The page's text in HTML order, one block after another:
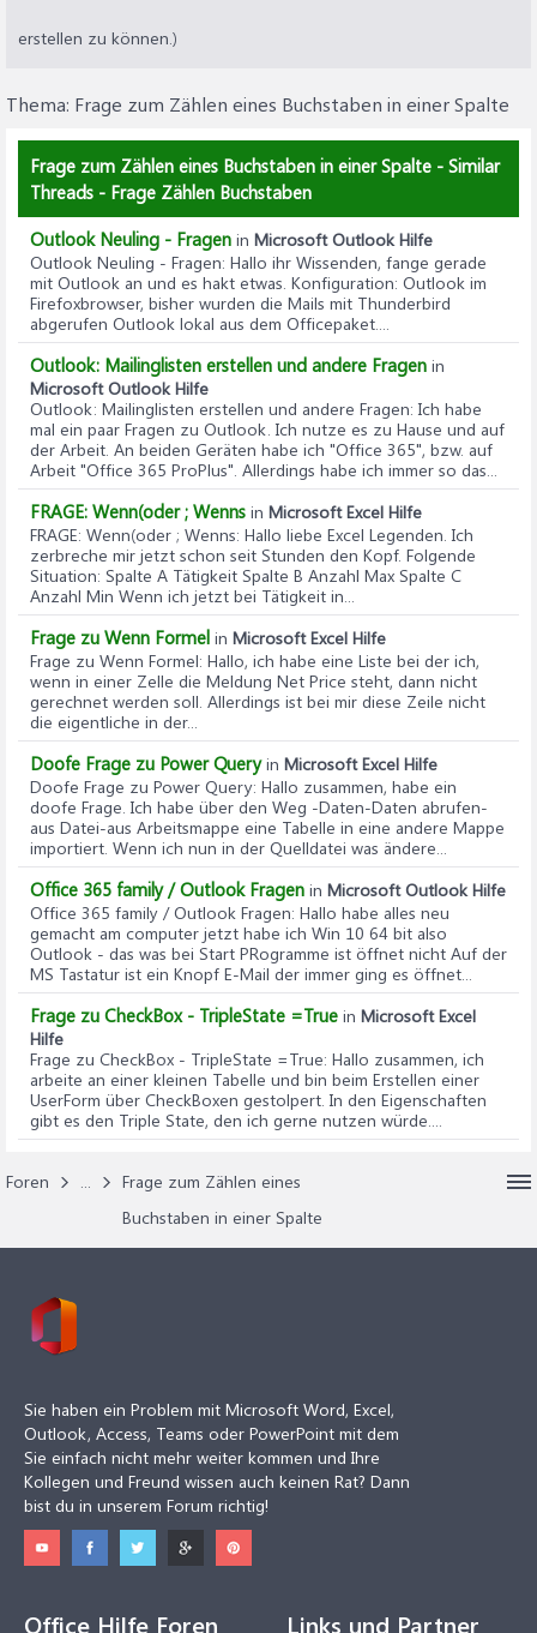
erstellen zu können.)
Thema: Frage zum Zählen eines Buchstaben in einer Spalte
Frage zum Zählen eines Buchstaben in einer Spalte - Similar
Threads - Frage Zählen Buchstaben
Outlook Neuling - Fragen in Microsoft Outlook Hilfe
Outlook Neuling - Fragen: Hallo ihr Wissenden, fange gerade
mit Outlook an und es hakt etwas. Konfiguration: Outlook im
Firefoxbrowser, bisher wurden die Mails mit Thunderbird
abgerufen Outlook lokal aus dem Officepaket....
Outlook: Mailinglisten erstellen und andere Fragen in
Microsoft Outlook Hilfe
Outlook: Mailinglisten erstellen und andere Fragen: Ich habe
mal ein paar Fragen zu Outlook. Ich nutze es zu Hause und auf
der Arbeit. An beiden Geräten habe ich "Office 365", bzw. auf
Arbeit "Office 365 ProPlus". Allerdings habe ich immer so das...
FRAGE: Wenn(oder ; Wenns in Microsoft Excel Hilfe
FRAGE: Wenn(oder ; Wenns: Hallo liebe Excel Legenden. Ich
zerbreche mir jetzt schon seit Stunden den Kopf. Folgende
Situation: Spalte A Tätigkeit Spalte B Anzahl Max Spalte C
Anzahl Min Wenn ich jetzt bei Tätigkeit in...
Frage zu Wenn Formel in Microsoft Excel Hilfe
Frage zu Wenn Formel: Hallo, ich habe eine Liste bei der ich,
wenn in einer Zelle die Meldung Net Price steht, dann nicht
gerechnet werden soll. Allerdings ist bei mir diese Zeile nicht
die eigentliche in der...
Doofe Frage zu Power Queryin Microsoft Excel Hilfe
Doofe Frage zu Power Query: Hallo zusammen, habe ein
doofe Frage. Ich habe über den Weg -Daten-Daten abrufen-
aus Datei-aus Arbeitsmappe eine Tabelle in eine andere Mappe
importiert. Wenn ich nun in der Quelldatei was ändere...
Office 365 family / Outlook Fragen in Microsoft Outlook Hilfe
Office 365 family / Outlook Fragen: Hallo habe alles neu
gemacht am computer jetzt habe ich Win 10 64 bit also
Outlook - das was bei Start PRogramme ist öffnet nicht Auf der
MS Tastatur ist ein Knopf E-Mail der immer ging es öffnet...
Frage zu CheckBox - TripleState =True in Microsoft Excel
Hilfe
Frage zu CheckBox - TripleState =True: Hallo zusammen, ich
arbeite an einer kleinen Tabelle und bin beim Erstellen einer
UserForm über CheckBoxen gestolpert. In den Eigenschaften
gibt es den Triple State, den ich gerne nutzen würde....
Foren ...
Frage zum Zählen eines
Buchstaben in einer Spalte
Sie haben ein Problem mit Microsoft Word, Excel,
Outlook, Access, Teams oder PowerPoint mit dem
Sie einfach nicht mehr weiter kommen und Ihre
Kollegen und Freund wissen auch keinen Rat? Dann
bist du in unserem Forum richtig!
Office Hilfe Foren Links und Partner